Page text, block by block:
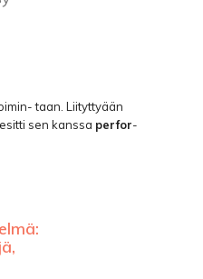
taan. Liityttyään
sen kanssa perfor-